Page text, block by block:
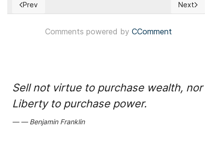
Previous article: Bolivia: Candidatos presidenciales
Prev Next
Next
Comments powered by CComment
Sell not virtue to purchase wealth, nor
Liberty to purchase power.
Benjamin Franklin